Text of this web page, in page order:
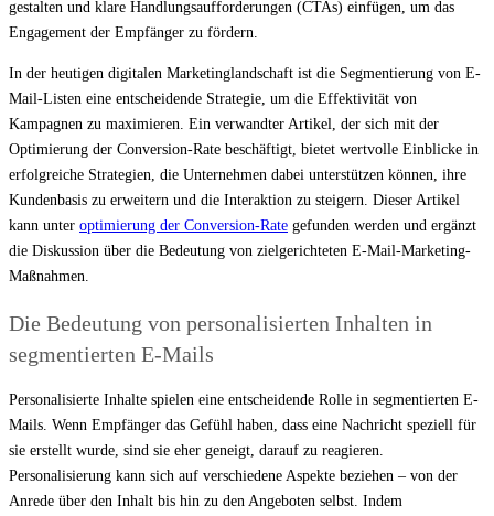
gestalten und klare Handlungsaufforderungen (CTAs) einfügen, um das
Engagement der Empfänger zu fördern.
In der heutigen digitalen Marketinglandschaft ist die Segmentierung von E-
Mail-Listen eine entscheidende Strategie, um die Effektivität von
Kampagnen zu maximieren. Ein verwandter Artikel, der sich mit der
Optimierung der Conversion-Rate beschäftigt, bietet wertvolle Einblicke in
erfolgreiche Strategien, die Unternehmen dabei unterstützen können, ihre
Kundenbasis zu erweitern und die Interaktion zu steigern. Dieser Artikel
kann unter optimierung der Conversion-Rate gefunden werden und ergänzt
die Diskussion über die Bedeutung von zielgerichteten E-Mail-Marketing-
Maßnahmen.
Die Bedeutung von personalisierten Inhalten in
segmentierten E-Mails
Personalisierte Inhalte spielen eine entscheidende Rolle in segmentierten E-
Mails. Wenn Empfänger das Gefühl haben, dass eine Nachricht speziell für
sie erstellt wurde, sind sie eher geneigt, darauf zu reagieren.
Personalisierung kann sich auf verschiedene Aspekte beziehen – von der
Anrede über den Inhalt bis hin zu den Angeboten selbst. Indem